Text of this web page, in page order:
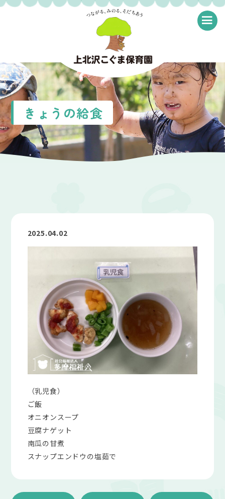
≡
きょうの給食
2025.04.02
（乳児食）
ご飯
オニオンスープ
豆腐ナゲット
南瓜の甘煮
スナップエンドウの塩茹で